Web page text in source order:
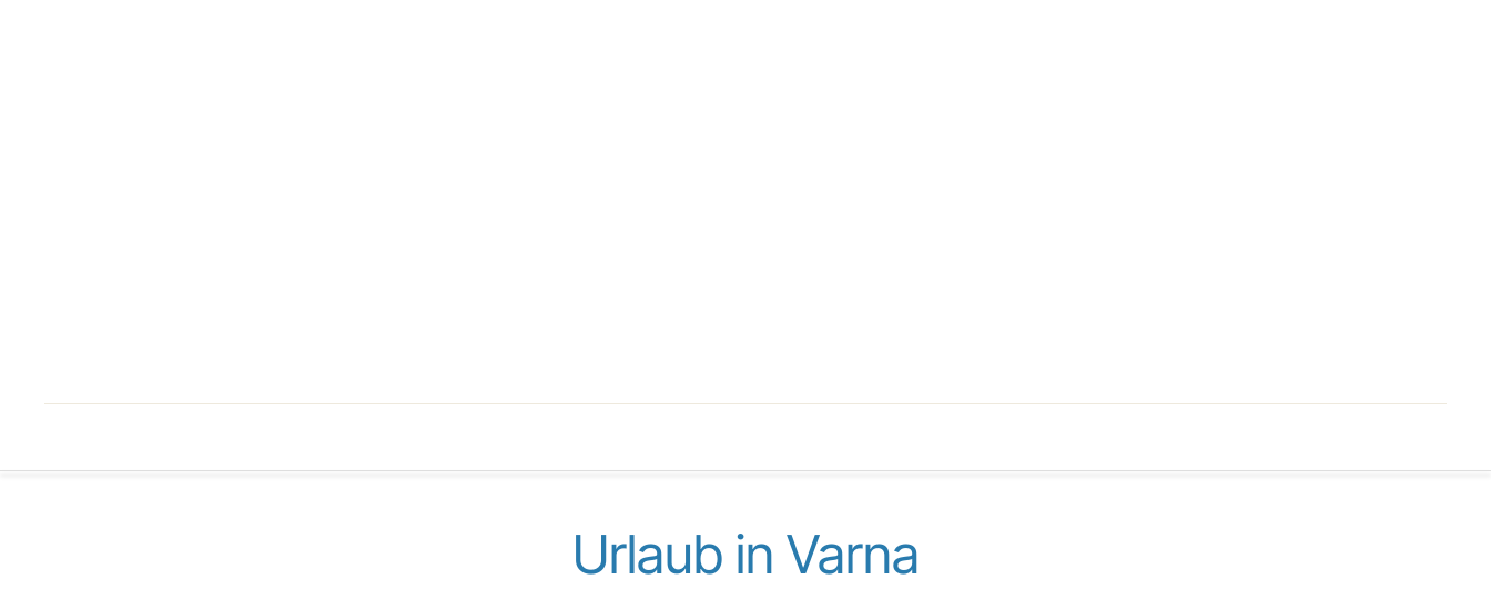
Urlaub in Varna